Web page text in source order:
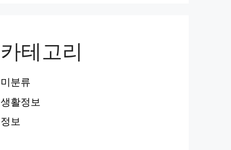
카테고리
미분류
생활정보
정보